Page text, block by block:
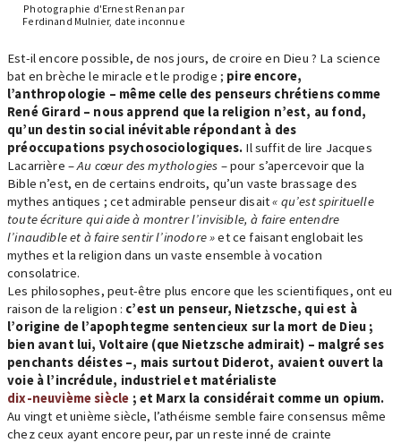
Photographie d'Ernest Renan par
Ferdinand Mulnier, date inconnue
Est-il encore possible, de nos jours, de croire en Dieu ? La science
bat en brèche le miracle et le prodige ; pire encore,
l’anthropologie – même celle des penseurs chrétiens comme
René Girard – nous apprend que la religion n’est, au fond,
qu’un destin social inévitable répondant à des
préoccupations psychosociologiques. Il suffit de lire Jacques
Lacarrière –Au cœur des mythologies – pour s’apercevoir que la
Bible n’est, en de certains endroits, qu’un vaste brassage des
mythes antiques ; cet admirable penseur disait« qu’est spirituelle
toute écriture qui aide à montrer l’invisible, à faire entendre
l’inaudible et à faire sentir l’inodore »et ce faisant englobait les
mythes et la religion dans un vaste ensemble à vocation
consolatrice.
Les philosophes, peut-être plus encore que les scientifiques, ont eu
raison de la religion : c’est un penseur, Nietzsche, qui est à
l’origine de l’apophtegme sentencieux sur la mort de Dieu ;
bien avant lui, Voltaire (que Nietzsche admirait) – malgré ses
penchants déistes –, mais surtout Diderot, avaient ouvert la
voie à l’incrédule, industriel et matérialiste
dix-neuvième siècle ; et Marx la considérait comme un opium.
Au vingt et unième siècle, l’athéisme semble faire consensus même
chez ceux ayant encore peur, par un reste inné de crainte